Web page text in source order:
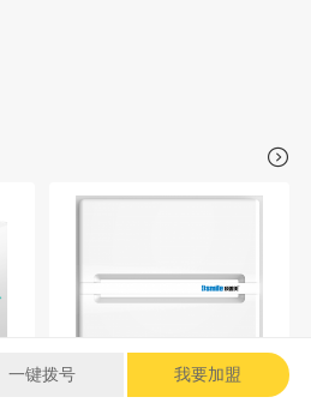
一键拨号 我要加盟